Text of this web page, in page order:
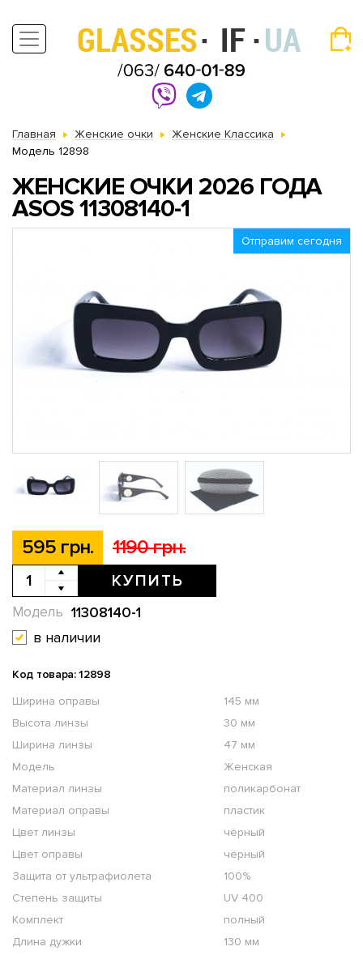
Главная Женские очки
Женские Классика
Модель 12898
ЖЕНСКИЕ ОЧКИ 2026 ГОДА
АSOS 11308140-1
Отправим сегодня
595 грн. 1190 грн.
КУПИТЬ
11308140-1
Модель
в наличии
Код товара: 12898
Ширина оправы
145 мм
Высота линзы
30 мм
Ширина линзы
47 мм
Модель
Женская
Материал линзы
поликарбонат
Материал оправы
пластик
Цвет линзы
чёрный
Цвет оправы
чёрный
Защита от ультрафиолета
100%
Степень защиты
UV 400
Комплект
полный
Длина дужки
130 мм